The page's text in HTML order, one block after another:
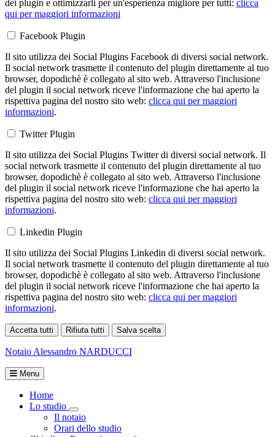
dei plugin e ottimizzarli per un'esperienza migliore per tutti: clicca
qui per maggiori informazioni
Facebook Plugin
Il sito utilizza dei Social Plugins Facebook di diversi social network.
Il social network trasmette il contenuto del plugin direttamente al tuo
browser, dopodichè è collegato al sito web. Attraverso l'inclusione
del plugin il social network riceve l'informazione che hai aperto la
rispettiva pagina del nostro sito web: clicca qui per maggiori
informazioni.
Twitter Plugin
Il sito utilizza dei Social Plugins Twitter di diversi social network. Il
social network trasmette il contenuto del plugin direttamente al tuo
browser, dopodichè è collegato al sito web. Attraverso l'inclusione
del plugin il social network riceve l'informazione che hai aperto la
rispettiva pagina del nostro sito web: clicca qui per maggiori
informazioni.
Linkedin Plugin
Il sito utilizza dei Social Plugins Linkedin di diversi social network.
Il social network trasmette il contenuto del plugin direttamente al tuo
browser, dopodichè è collegato al sito web. Attraverso l'inclusione
del plugin il social network riceve l'informazione che hai aperto la
rispettiva pagina del nostro sito web: clicca qui per maggiori
informazioni.
Accetta tutti Rifiuta tutti Salva scelta
Notaio Alessandro NARDUCCI
Menu
Home
Lo studio
Toggle Dropdown
Il notaio
Orari dello studio